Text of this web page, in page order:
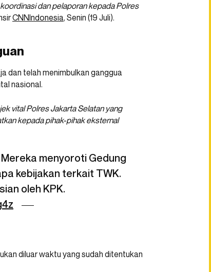
dan pelaporan kepada Polres
CNNIndonesia, Senin (19 Juli).
dan telah menimbulkan ganggua
nasional.
vital Polres Jakarta Selatan yang
kepada pihak-pihak eksternal
menyoroti Gedung
kebijakan terkait TWK.
oleh KPK.
diluar waktu yang sudah ditentukan